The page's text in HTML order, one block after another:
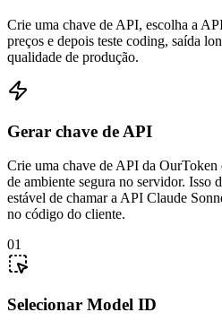
Crie uma chave de API, escolha a
preços e depois teste coding, saída
qualidade de produção.
Gerar chave de API
Crie uma chave de API da OurToken
de ambiente segura no servidor. Isso
estável de chamar a API Claude
no código do cliente.
01
Selecionar Model ID